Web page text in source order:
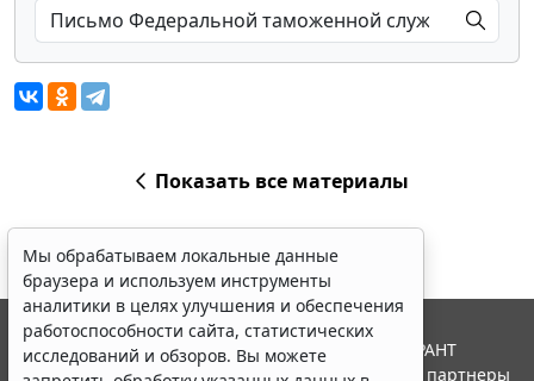
Показать все материалы
Мы обрабатываем локальные данные
браузера и используем инструменты
аналитики в целях улучшения и обеспечения
работоспособности сайта, статистических
исследований и обзоров. Вы можете
© ООО "НПП "ГАРАНТ-СЕРВИС", 2026. Система ГАРАНТ
выпускается с 1990 года. Компания "Гарант" и ее партнеры